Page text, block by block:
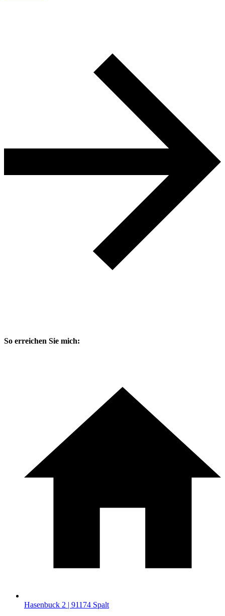
So erreichen Sie mich:
Hasenbuck 2 | 91174 Spalt